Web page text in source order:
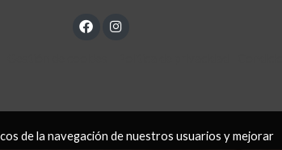
de la navegación de nuestros usuarios y mejorar